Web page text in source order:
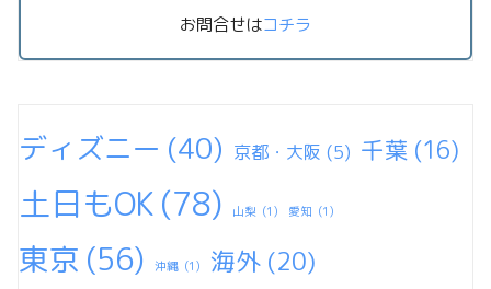
お問合せはコチラ
ディズニー (40) 京都・大阪 (5) 千葉 (16)
土日もOK(78) 山梨 (1) 愛知 (1)
東京 (56) 沖縄 (1) 海外 (20)